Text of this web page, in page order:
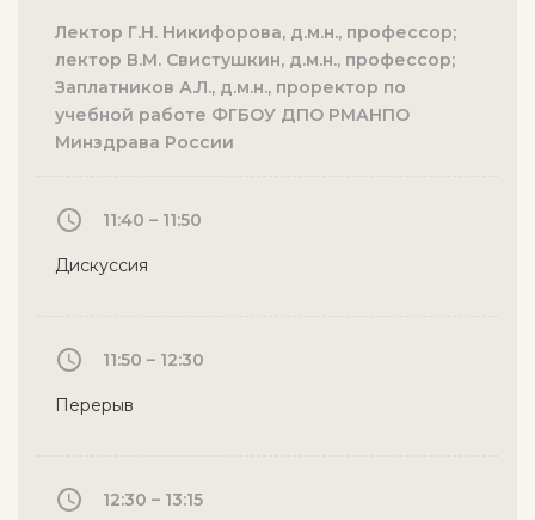
Лектор Г.Н. Никифорова, д.м.н., профессор;
лектор В.М. Свистушкин, д.м.н., профессор;
Заплатников А.Л., д.м.н., проректор по
учебной работе ФГБОУ ДПО РМАНПО
Минздрава России
11:40 – 11:50
Дискуссия
11:50 – 12:30
Перерыв
12:30 – 13:15